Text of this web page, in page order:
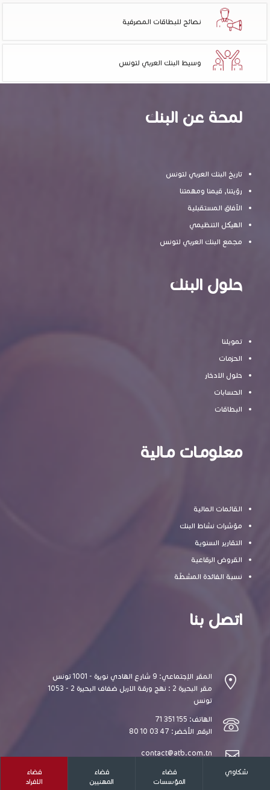
فضاء
الافراد
فضاء
المهنيين
فضاء
المؤسسات
شكاوي
نصائح للبطاقات المصرفية
وسيط البنك العربي لتونس
لمحة عن البنك
تاريخ البنك العربي لتونس
رؤيتنا, قيمنا ومهمتنا
الآفاق المستقبلية
الهيكل التنظيمي
مجمع البنك العربي لتونس
حلول البنك
تمويلنا
الحزمات
حلول الادخار
الحسابات
البطاقات
معلومـات مـالية
القائمات المالية
مؤشرات نشاط البنك
التقارير السنوية
القروض الرقاعية
نسبة الفائدة المشطّة
اتصل بنا
المقر الإجتماعي: 9 شارع الهادي نويرة - 1001 تونس
مقر البحيرة 2 : نهج ورقة الاربل ضفاف البحيرة 2 - 1053
تونس
الهاتف: 155 351 71
الرقم الأخضر: 47 03 10 80
contact@atb.com.tn